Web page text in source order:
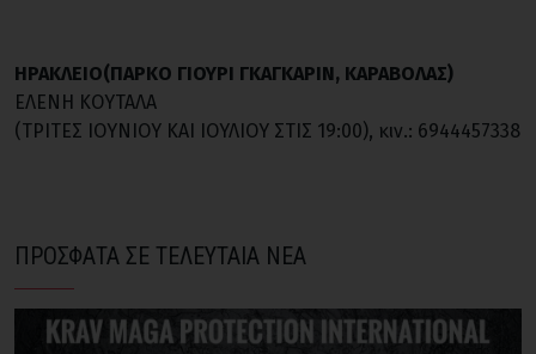
ΗΡΑΚΛΕΙΟ(ΠΑΡΚΟ ΓΙΟΥΡΙ ΓΚΑΓΚΑΡΙΝ, ΚΑΡΑΒΟΛΑΣ)
ΕΛΕΝΗ ΚΟΥΤΑΛΑ
(ΤΡΙΤΕΣ IOYNIOY KAI ΙΟΥΛΙΟΥ ΣΤΙΣ 19:00), κιν.: 6944457338
ΠΡΟΣΦΑΤΑ ΣΕ ΤΕΛΕΥΤΑΙΑ ΝΕΑ